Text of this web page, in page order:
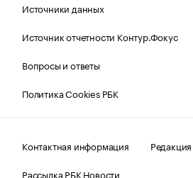
Источники данных
Источник отчетности Контур.Фокус
Вопросы и ответы
Политика Cookies РБК
Контактная информация
Редакция
Рассылка РБК Новости